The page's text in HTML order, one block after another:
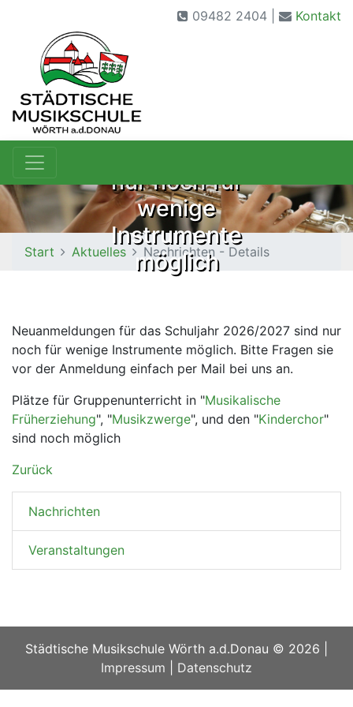
09482 2404 | Kontakt
nur noch für
wenige
Instrumente
möglich
Start Aktuelles Nachrichten - Details
Neuanmeldungen für das Schuljahr 2026/2027 sind nur
noch für wenige Instrumente möglich. Bitte Fragen sie
vor der Anmeldung einfach per Mail bei uns an.
Plätze für Gruppenunterricht in "Musikalische
Früherziehung", "Musikzwerge", und den "Kinderchor"
sind noch möglich
Zurück
Nachrichten
Veranstaltungen
Städtische Musikschule Wörth a.d.Donau © 2026
Impressum
Datenschutz